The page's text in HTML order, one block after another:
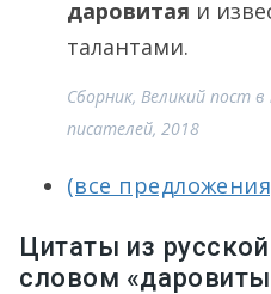
даровитая и
талантами.
Сборник, Великий пост в
писателей, 2018
(все
Цитаты из
словом